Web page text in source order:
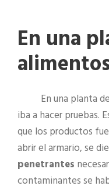
En una
En una planta
iba a hacer pruebas.
que los productos
abrir el armario, se
penetrantes
contaminantes se